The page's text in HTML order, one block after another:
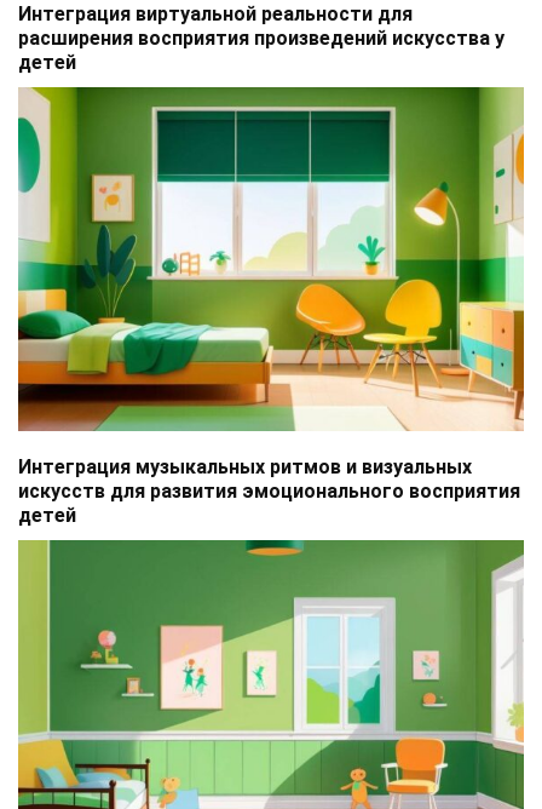
Интеграция виртуальной реальности для
расширения восприятия произведений искусства у
детей
Интеграция музыкальных ритмов и визуальных
искусств для развития эмоционального восприятия
детей